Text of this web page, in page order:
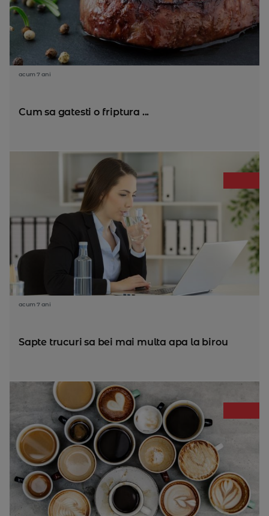
acum 7 ani
Cum sa gatesti o friptura ...
acum 7 ani
Sapte trucuri sa bei mai multa apa la birou